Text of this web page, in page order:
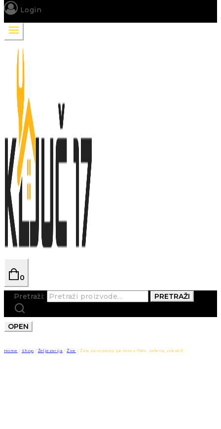
Login
0
Pretraži: PRETRAŽI
OPEN
Home / Shop / Željezarija / Žice / Žica za vezanje 2,6 mm x 78m, zelena, plastif.